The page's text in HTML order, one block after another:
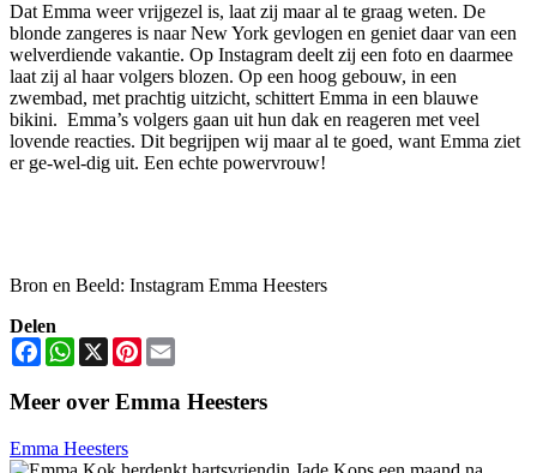
Dat Emma weer vrijgezel is, laat zij maar al te graag weten. De
blonde zangeres is naar New York gevlogen en geniet daar van een
welverdiende vakantie. Op Instagram deelt zij een foto en daarmee
laat zij al haar volgers blozen. Op een hoog gebouw, in een
zwembad, met prachtig uitzicht, schittert Emma in een blauwe
bikini. Emma’s volgers gaan uit hun dak en reageren met veel
lovende reacties. Dit begrijpen wij maar al te goed, want Emma ziet
er ge-wel-dig uit. Een echte powervrouw!
Bron en Beeld: Instagram Emma Heesters
Delen
FacebookWhatsApp
X Pinterest
Meer over Emma Heesters
Emma Heesters